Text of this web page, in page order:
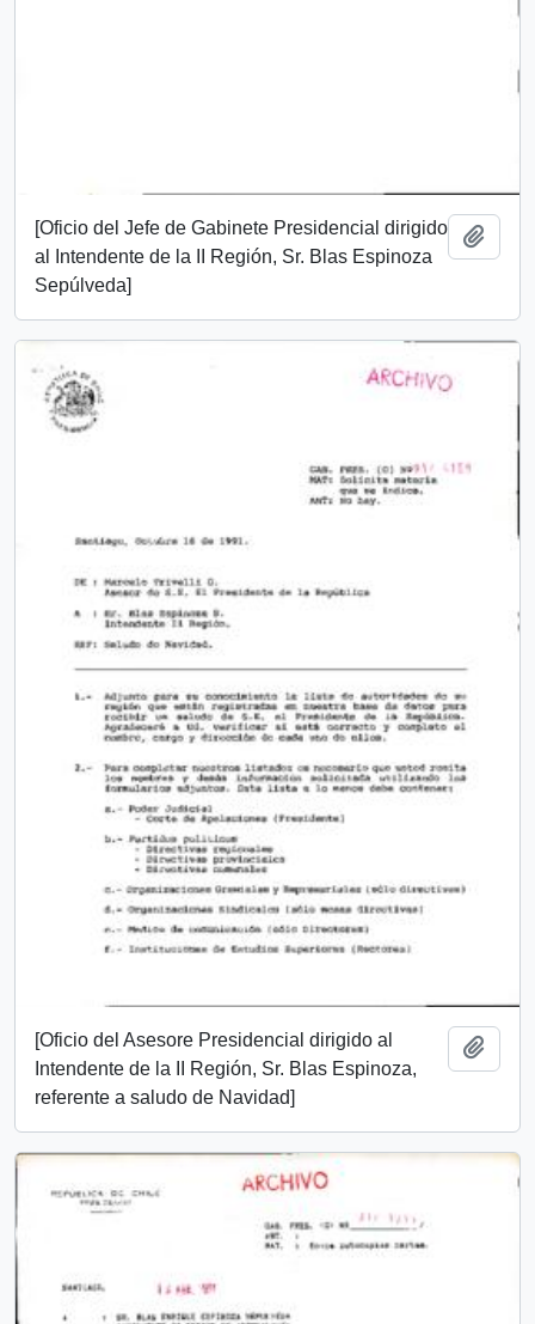
[Oficio del Jefe de Gabinete Presidencial dirigido
al Intendente de la II Región, Sr. Blas Espinoza
Sepúlveda]
[Oficio del Asesore Presidencial dirigido al
Intendente de la II Región, Sr. Blas Espinoza,
referente a saludo de Navidad]